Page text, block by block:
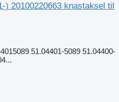
) 20100220663 knastaksel til
51.04401-5089 51.04400-